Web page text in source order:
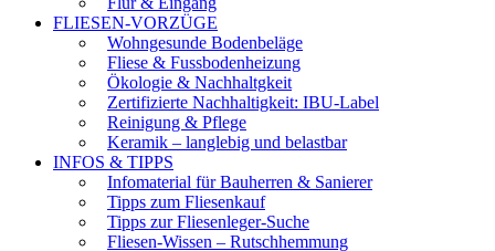
FLIESEN-VORZÜGE
Wohngesunde Bodenbeläge
Fliese & Fussbodenheizung
Ökologie & Nachhaltgkeit
Zertifizierte Nachhaltigkeit: IBU-Label
Reinigung & Pflege
Keramik – langlebig und belastbar
INFOS & TIPPS
Infomaterial für Bauherren & Sanierer
Tipps zum Fliesenkauf
Tipps zur Fliesenleger-Suche
Fliesen-Wissen – Rutschhemmung